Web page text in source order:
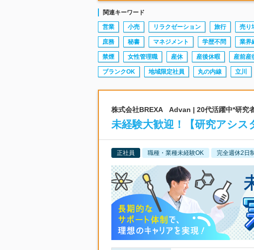
関連キーワード
営業 小売 リラクゼーション 旅行 売り
庶務 秘書 マネジメント 学歴不問 業界
禁煙 女性管理職 産休 産後休暇 産前産
ブランクOK 地域限定社員 丸の内線 立川
株式会社BREXA Advan | 20代活躍中*研究
未経験大歓迎！【研究アシス
正社員 職種・業種未経験OK 完全週休2日制